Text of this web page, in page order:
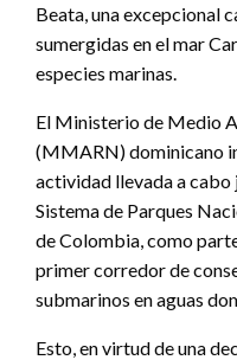
Beata, una excepcional
sumergidas en el mar
especies marinas.
El Ministerio de Medio
(MMARN) dominicano
actividad llevada a cabo
Sistema de Parques
de Colombia, como
primer corredor de
submarinos en aguas
Esto, en virtud de una